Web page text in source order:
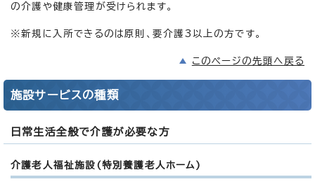
の介護や健康管理が受けられます。
※新規に入所できるのは原則、要介護3以上の方です。
このページの先頭へ戻る
施設サービスの種類
日常生活全般で介護が必要な方
介護老人福祉施設(特別養護老人ホーム)